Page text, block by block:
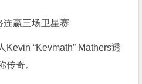
连赢三场卫星赛
Kevin “Kevmath” Mathers透
传奇。